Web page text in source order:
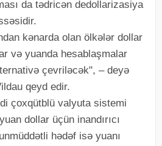
da tədricən dedollarizasiya
kənarda olan ölkələr dollar
və yuanda hesablaşmalar
çevriləcək", – deyə
qeyd edir.
çoxqütblü valyuta sistemi
dollar üçün inandırıcı
hədəf isə yuanı